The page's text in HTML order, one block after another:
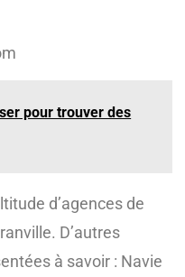
pour trouver des
d’agences de
D’autres
à savoir : Navie